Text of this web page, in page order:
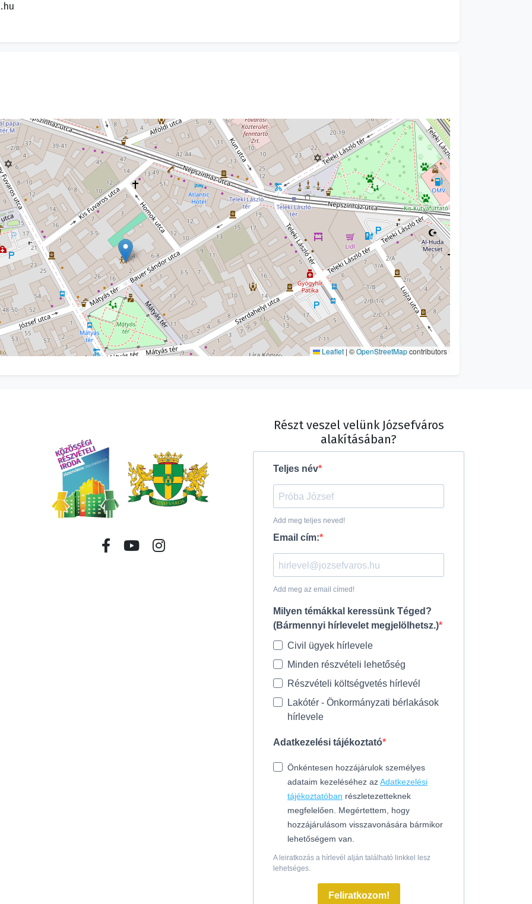
Leaflet | ©OpenStreetMapcontributors
Részt veszel velünk Józsefváros
alakításában?
Teljes név
Add meg teljes neved!
Email cím:
Add meg az email címed!
Milyen témákkal keressünk Téged?
(Bármennyi hírlevelet megjelölhetsz.)
Civil ügyek hírlevele
Minden részvételi lehetőség
Részvételi költségvetés hírlevél
Lakótér - Önkormányzati bérlakások
hírlevele
Adatkezelési tájékoztató
Önkéntesen hozzájárulok személyes
adataim kezeléséhez azAdatkezelési
tájékoztatóban részletezetteknek
megfelelően. Megértettem, hogy
hozzájárulásom visszavonására bármikor
lehetőségem van.
A leiratkozás a hírlevél alján található linkkel lesz
lehetséges.
Feliratkozom!